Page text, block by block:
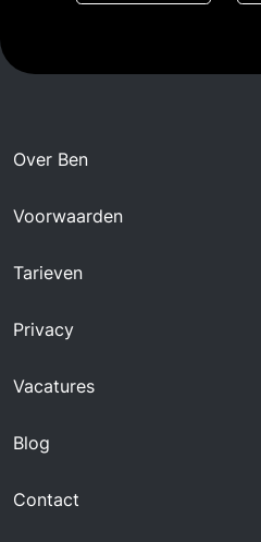
Over Ben
Voorwaarden
Tarieven
Privacy
Vacatures
Blog
Contact